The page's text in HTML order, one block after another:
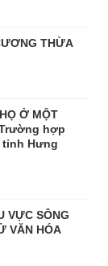
THỪA
Ở MỘT
hợp
tỉnh Hưng
VỰC SÔNG
VĂN HÓA